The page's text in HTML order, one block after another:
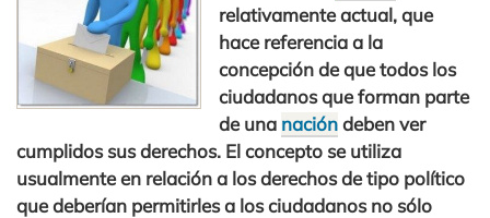
relativamente actual, que
hace referencia a la
concepción de que todos los
ciudadanos que forman parte
de una nacióndeben ver
cumplidos sus derechos. El concepto se utiliza
usualmente en relación a los derechos de tipo político
que deberían permitirles a los ciudadanos no sólo